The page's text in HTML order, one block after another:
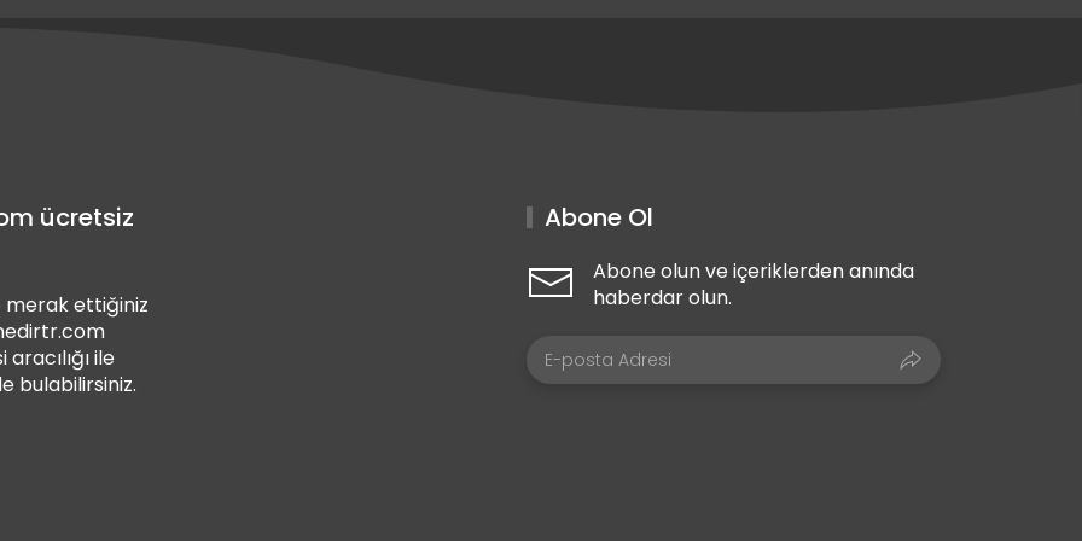
ücretsiz
merak ettiğiniz
ile
bulabilirsiniz.
Abone Ol
Abone olun ve içeriklerden anında
haberdar olun.